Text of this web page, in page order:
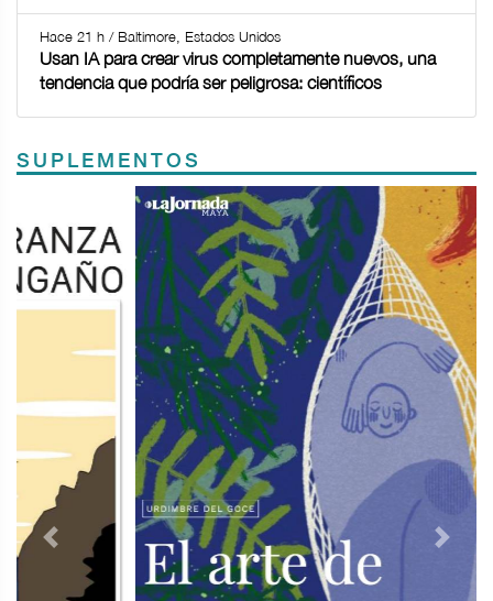
Hace 21 h / Baltimore, Estados Unidos
Usan IA para crear virus completamente nuevos, una
tendencia que podría ser peligrosa: científicos
SUPLEMENTOS
Previous Next